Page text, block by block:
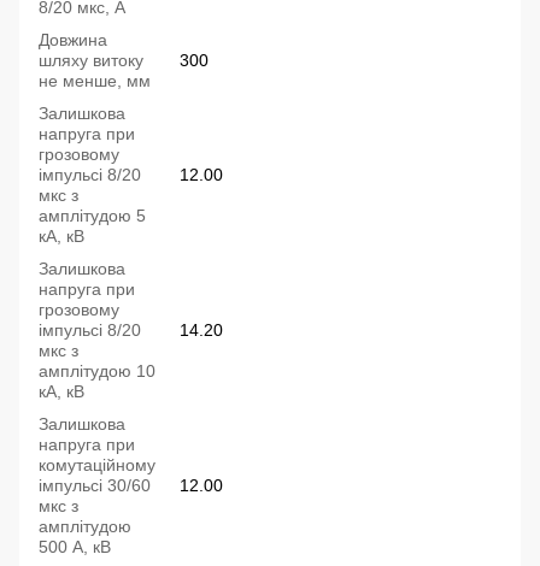
8/20 мкс, А
Довжина
шляху витоку
не менше, мм
300
Залишкова
напруга при
грозовому
імпульсі 8/20
мкс з
амплітудою 5
кА, кВ
12.00
Залишкова
напруга при
грозовому
імпульсі 8/20
мкс з
амплітудою 10
кА, кВ
14.20
Залишкова
напруга при
комутаційному
імпульсі 30/60
мкс з
амплітудою
500 А, кВ
12.00